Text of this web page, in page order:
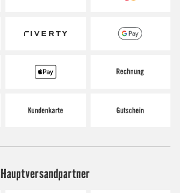
Hauptversandpartner